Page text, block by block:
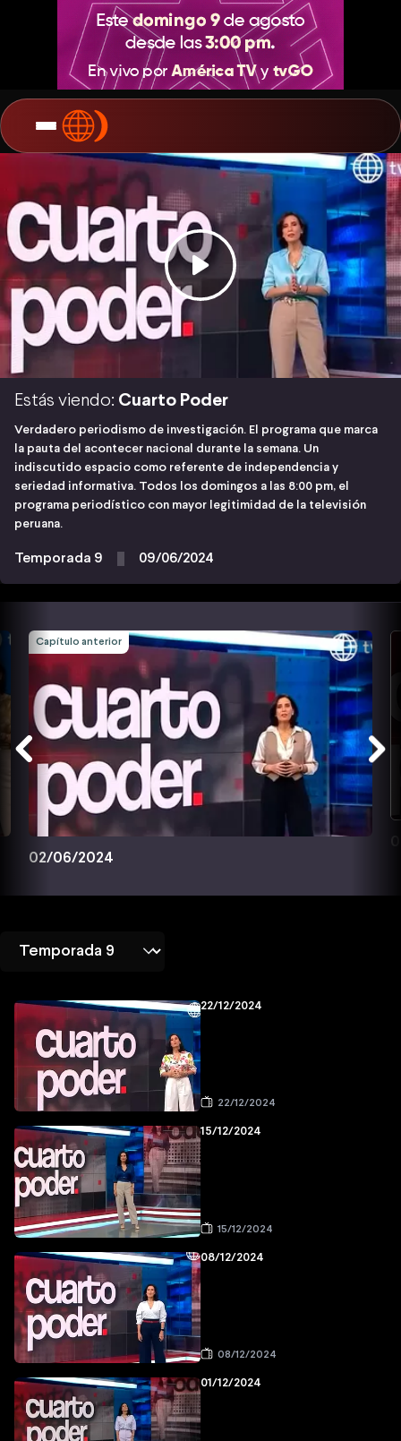
Estás viendo: Cuarto Poder
Verdadero periodismo de investigación. El programa que marca
la pauta del acontecer nacional durante la semana. Un
indiscutido espacio como referente de independencia y
seriedad informativa. Todos los domingos a las 8:00 pm, el
programa periodístico con mayor legitimidad de la televisión
peruana.
Temporada 9 09/06/2024
Capítulo anterior
02/06/2024
22/12/2024
22/12/2024
15/12/2024
15/12/2024
08/12/2024
08/12/2024
01/12/2024